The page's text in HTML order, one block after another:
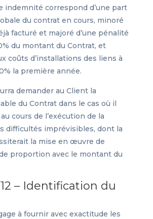
indemnité correspond d’une part
du contrat en cours, minoré
facturé et majoré d’une pénalité
du montant du Contrat, et
coûts d’installations des liens à
la première année.
demander au Client la
du Contrat dans le cas où il
cours de l’exécution de la
difficultés imprévisibles, dont la
la mise en œuvre de
proportion avec le montant du
– Identification du
à fournir avec exactitude les